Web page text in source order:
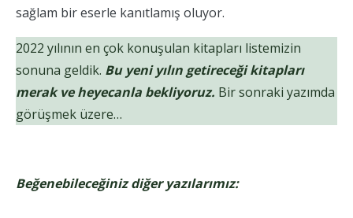
sağlam bir eserle kanıtlamış oluyor.
2022 yılının en çok konuşulan kitapları listemizin
sonuna geldik. Bu yeni yılın getireceği kitapları
merak ve heyecanla bekliyoruz. Bir sonraki yazımda
görüşmek üzere…
Beğenebileceğiniz diğer yazılarımız: